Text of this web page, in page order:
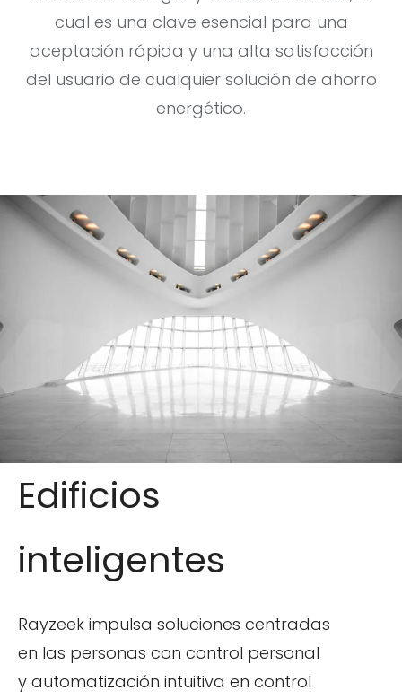
cual es una clave esencial para una
aceptación rápida y una alta satisfacción
del usuario de cualquier solución de ahorro
energético.
Edificios
inteligentes
Rayzeek impulsa soluciones centradas
en las personas con control personal
y automatización intuitiva en control